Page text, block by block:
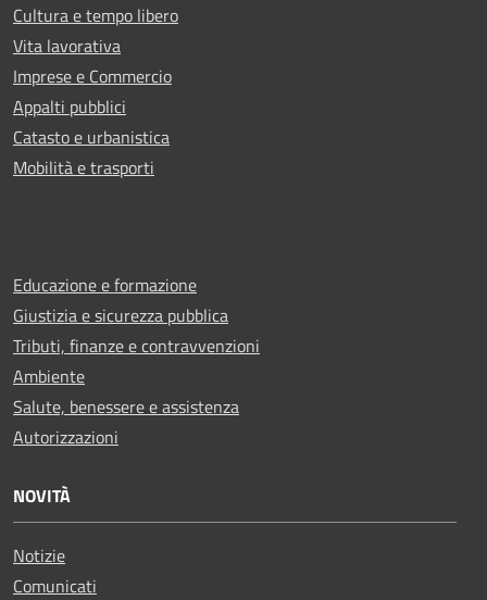
Cultura e tempo libero
Vita lavorativa
Imprese e Commercio
Appalti pubblici
Catasto e urbanistica
Mobilità e trasporti
Educazione e formazione
Giustizia e sicurezza pubblica
Tributi, finanze e contravvenzioni
Ambiente
Salute, benessere e assistenza
Autorizzazioni
NOVITÀ
Notizie
Comunicati